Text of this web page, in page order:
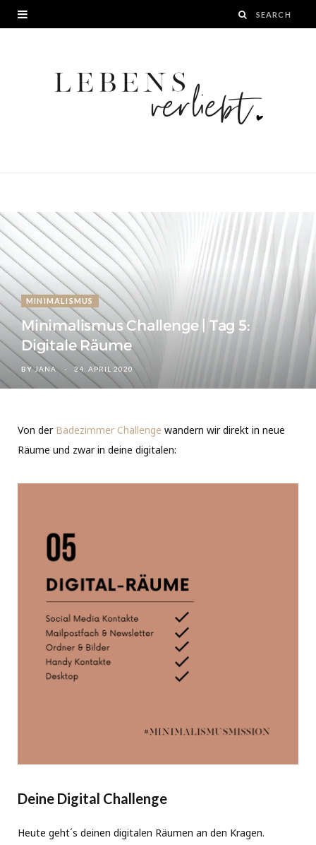
MINIMALISMUS
Minimalismus Challenge | Tag 5:
Digitale Räume
BY JANA 24. APRIL 2020
Von der Badezimmer Challenge wandern wir direkt in neue
Räume und zwar in deine digitalen:
Deine Digital Challenge
Heute geht´s deinen digitalen Räumen an den Kragen. ⁠⠀